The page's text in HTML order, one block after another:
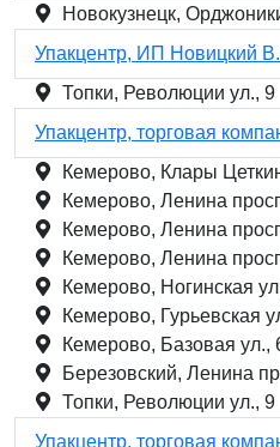
Новокузнецк,
Упакцентр, ИП Новицкий
Топки, Революции ул., 9
Упакцентр, торговая
Кемерово, Клары
Кемерово, Ленина
Кемерово, Ленина
Кемерово, Ленина
Кемерово, Ногинская
Кемерово, Гурьевская
Кемерово, Базовая ул.,
Березовский, Ленина
Топки, Революции ул., 9
Упакцентр, торговая